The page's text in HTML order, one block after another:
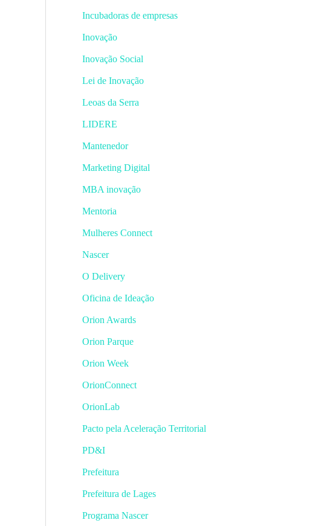
Incubadoras de empresas
Inovação
Inovação Social
Lei de Inovação
Leoas da Serra
LIDERE
Mantenedor
Marketing Digital
MBA inovação
Mentoria
Mulheres Connect
Nascer
O Delivery
Oficina de Ideação
Orion Awards
Orion Parque
Orion Week
OrionConnect
OrionLab
Pacto pela Aceleração Territorial
PD&I
Prefeitura
Prefeitura de Lages
Programa Nascer